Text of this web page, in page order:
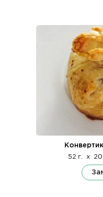
52 г. x 20